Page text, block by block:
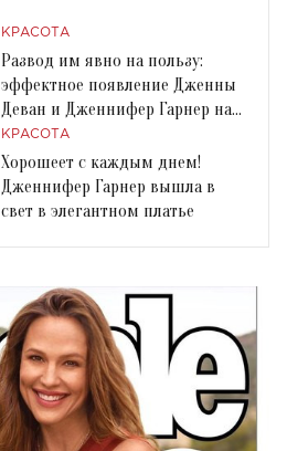
КРАСОТА
Развод им явно на пользу:
эффектное появление Дженны
Деван и Дженнифер Гарнер на
красной дорожке
КРАСОТА
Хорошеет с каждым днем!
Дженнифер Гарнер вышла в
свет в элегантном платье